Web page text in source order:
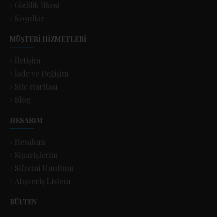
Gizlilik İlkesi
Koşullar
MÜŞTERI HIZMETLERI
İletişim
İade ve Değişim
Site Haritası
Blog
HESABIM
Hesabım
Siparişlerim
Sifremi Unuttum
Alışveriş Listem
BÜLTEN